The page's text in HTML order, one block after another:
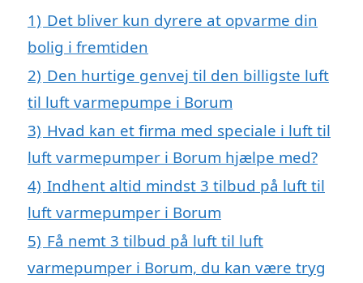
1) Det bliver kun dyrere at opvarme din
bolig i fremtiden
2) Den hurtige genvej til den billigste luft
til luft varmepumpe i Borum
3) Hvad kan et firma med speciale i luft til
luft varmepumper i Borum hjælpe med?
4) Indhent altid mindst 3 tilbud på luft til
luft varmepumper i Borum
5) Få nemt 3 tilbud på luft til luft
varmepumper i Borum, du kan være tryg